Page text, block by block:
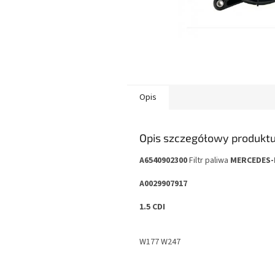
Opis
Opis szczegółowy
A6540902300Filtr paliwa
A0029907917
1.5 CDI
W177 W247